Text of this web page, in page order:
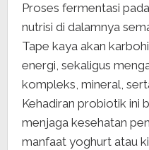
Proses fermentasi
nutrisi di dalamnya
Tape kaya akan
energi, sekaligus
kompleks, mineral,
Kehadiran probiotik ini
menjaga kesehatan
manfaat yoghurt atau